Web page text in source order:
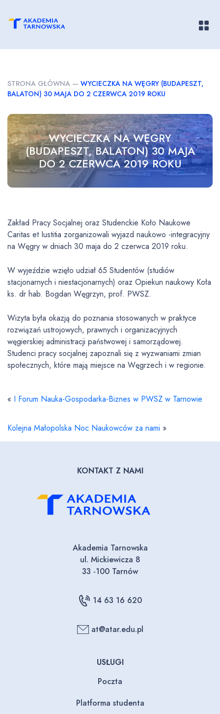
STRONA GŁÓWNA — WYCIECZKA NA WĘGRY (BUDAPESZT,
BALATON) 30 MAJA DO 2 CZERWCA 2019 ROKU
WYCIECZKA NA WĘGRY
(BUDAPESZT, BALATON) 30 MAJA
DO 2 CZERWCA 2019 ROKU
Zakład Pracy Socjalnej oraz Studenckie Koło Naukowe
Caritas et Iustitia zorganizowali wyjazd naukowo -integracyjny
na Węgry w dniach 30 maja do 2 czerwca 2019 roku.
W wyjeździe wzięło udział 65 Studentów (studiów
stacjonarnych i niestacjonarnych) oraz Opiekun naukowy Koła
ks. dr hab. Bogdan Węgrzyn, prof. PWSZ.
Wizyta była okazją do poznania stosowanych w praktyce
rozwiązań ustrojowych, prawnych i organizacyjnych
węgierskiej administracji państwowej i samorządowej.
Studenci pracy socjalnej zapoznali się z wyzwaniami zmian
społecznych, które mają miejsce na Węgrzech i w regionie.
« I Forum Nauka-Gospodarka-Biznes w PWSZ w Tarnowie
Kolejna Małopolska Noc Naukowców za nami »
KONTAKT Z NAMI
Akademia Tarnowska
ul. Mickiewicza 8
33 -100 Tarnów
14 63 16 620
at@atar.edu.pl
USŁUGI
Poczta
Platforma studenta